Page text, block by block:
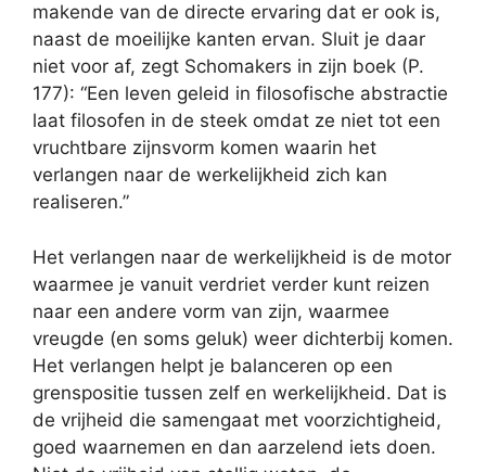
makende van de directe ervaring dat er ook is,
naast de moeilijke kanten ervan. Sluit je daar
niet voor af, zegt Schomakers in zijn boek (P.
177): “Een leven geleid in filosofische abstractie
laat filosofen in de steek omdat ze niet tot een
vruchtbare zijnsvorm komen waarin het
verlangen naar de werkelijkheid zich kan
realiseren.”
Het verlangen naar de werkelijkheid is de motor
waarmee je vanuit verdriet verder kunt reizen
naar een andere vorm van zijn, waarmee
vreugde (en soms geluk) weer dichterbij komen.
Het verlangen helpt je balanceren op een
grenspositie tussen zelf en werkelijkheid. Dat is
de vrijheid die samengaat met voorzichtigheid,
goed waarnemen en dan aarzelend iets doen.